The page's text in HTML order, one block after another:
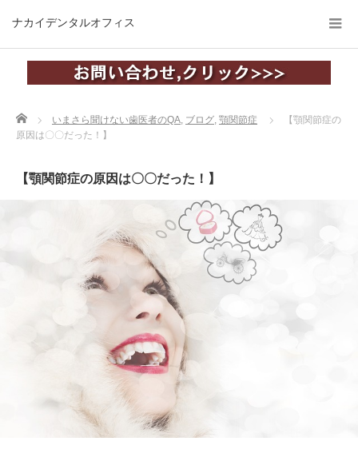
ナカイデンタルオフィス
Home いまさら聞けない歯医者のQA, ブログ, 顎関節症
【顎関節症の
原因は〇〇だった！】
【顎関節症の原因は〇〇だった！】